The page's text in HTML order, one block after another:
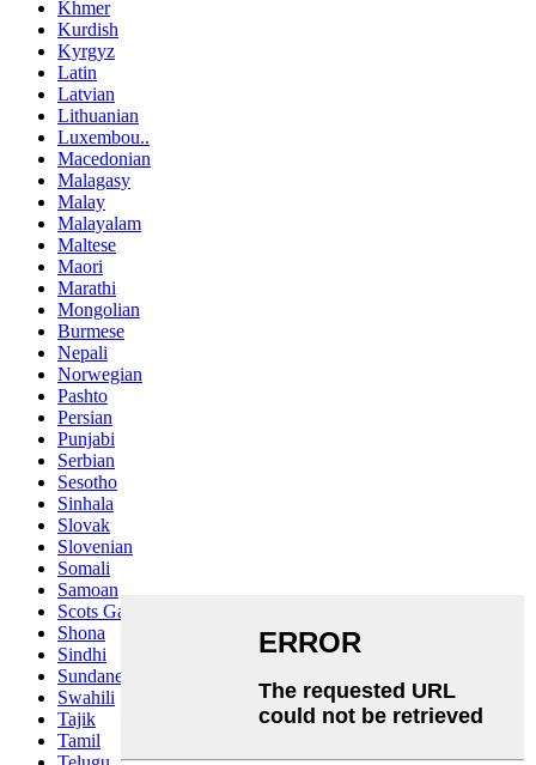
Khmer
Kurdish
Kyrgyz
Latin
Latvian
Lithuanian
Luxembou..
Macedonian
Malagasy
Malay
Malayalam
Maltese
Maori
Marathi
Mongolian
Burmese
Nepali
Norwegian
Pashto
Persian
Punjabi
Serbian
Sesotho
Sinhala
Slovak
Slovenian
Somali
Samoan
Scots Gaelic
Shona
Sindhi
Sundanese
Swahili
Tajik
Tamil